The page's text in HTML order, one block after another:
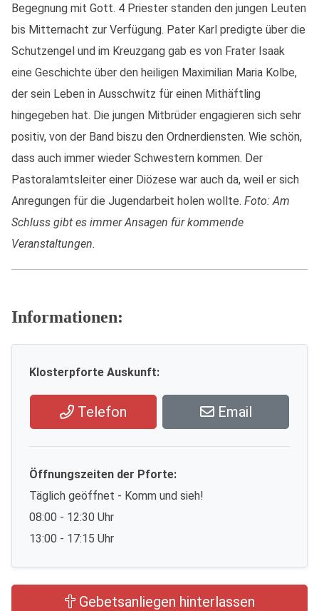
Begegnung mit Gott. 4 Priester standen den jungen Leuten
bis Mitternacht zur Verfügung. Pater Karl predigte über die
Schutzengel und im Kreuzgang gab es von Frater Isaak
eine Geschichte über den heiligen Maximilian Maria Kolbe,
der sein Leben in Ausschwitz für einen Mithäftling
hingegeben hat. Die jungen Mitbrüder engagieren sich sehr
positiv, von der Band biszu den Ordnerdiensten. Wie schön,
dass auch immer wieder Schwestern kommen. Der
Pastoralamtsleiter einer Diözese war auch da, weil er sich
Anregungen für die Jugendarbeit holen wollte. Foto: Am
Schluss gibt es immer Ansagen für kommende
Veranstaltungen.
Informationen:
Klosterpforte Auskunft:
Telefon Email
Öffnungszeiten der Pforte:
Täglich geöffnet - Komm und sieh!
08:00 - 12:30 Uhr
13:00 - 17:15 Uhr
Gebetsanliegen hinterlassen